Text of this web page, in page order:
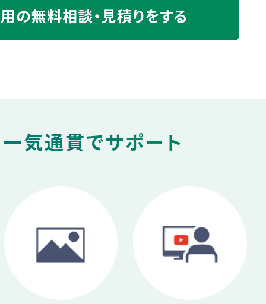
の無料相談・見積りをする
気通貫でサポート